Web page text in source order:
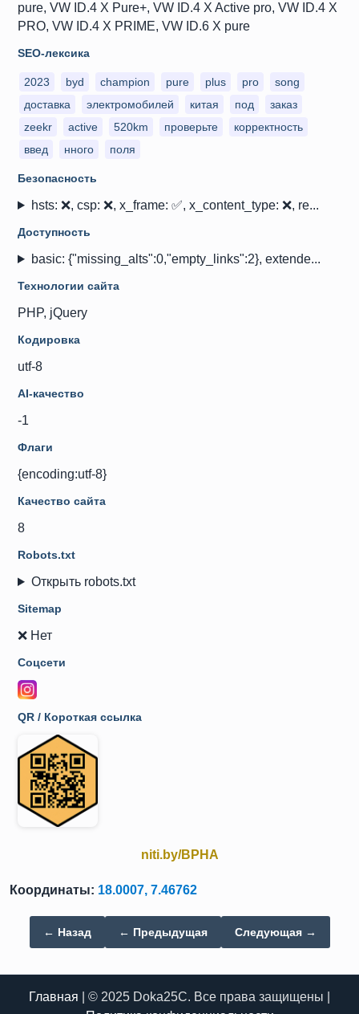
pure, VW ID.4 X Pure+, VW ID.4 X Active pro, VW ID.4 X
PRO, VW ID.4 X PRIME, VW ID.6 X pure
SEO-лексика
2023 byd champion pure plus pro
song
доставка
электромобилей китая под
заказ
zeekr
active 520km проверьте
корректность
введ
нного поля
Безопасность
hsts: ❌, csp: ❌, x_frame: ✅, x_content_type: ❌, re...
Доступность
basic: {"missing_alts":0,"empty_links":2}, extende...
Технологии сайта
PHP, jQuery
Кодировка
utf-8
AI-качество
-1
Флаги
{encoding:utf-8}
Качество сайта
8
Robots.txt
Открыть robots.txt
Sitemap
❌ Нет
Соцсети
QR / Короткая ссылка
niti.by/BPHA
Координаты: 18.0007, 7.46762
← Назад ← Предыдущая Следующая →
Главная | © 2025 Doka25C. Все права защищены |